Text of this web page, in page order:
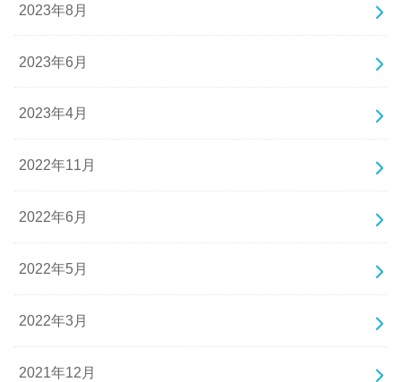
2023年8月
2023年6月
2023年4月
2022年11月
2022年6月
2022年5月
2022年3月
2021年12月